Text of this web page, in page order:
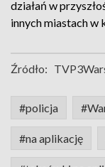
działań w
innych miastach w
Źródło:
#policja
#na aplikację